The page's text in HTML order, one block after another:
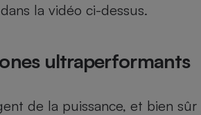
la vidéo ci-dessus.
ultraperformants
de la puissance, et bien sûr
Robot ménager